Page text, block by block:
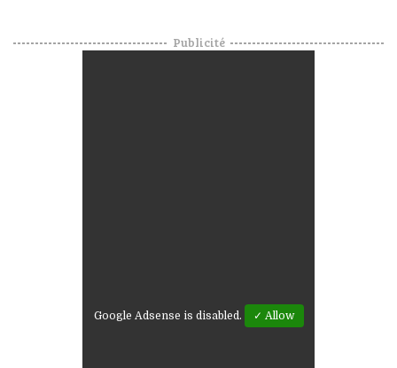
Publicité
Google Adsense is disabled. ✓ Allow